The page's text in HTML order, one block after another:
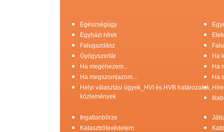
Egészségügy
Egyházi hírek
Falugazdász
Gyógyszertár
Ha
Ha megéhezem...
Ha
Ha megszomjazom...
Ha
Helyi választási ügyek_HVI és HVB határozatok,
közlemények
Ingatlanbörze
Katasztrófavédelem